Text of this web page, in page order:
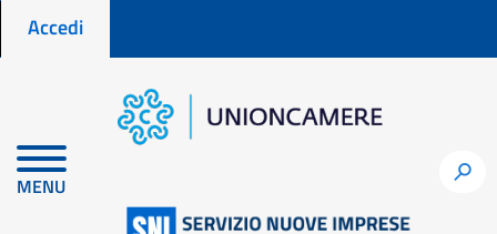
Menu profilo utente
Accedi
MENU
h
Home
Vinitaly.USA approda a New York: aperto l’avviso pubblico per la
collettiva del Lazio